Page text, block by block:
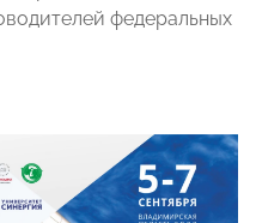
федеральных